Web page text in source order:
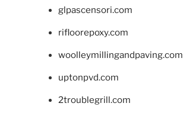
glpascensori.com
rifloorepoxy.com
woolleymillingandpaving.com
uptonpvd.com
2troublegrill.com